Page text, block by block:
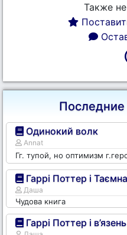
Также
Одинокий волк
Annat
Гг. тупой, но оптимизм
Гаррі Поттер і
Даша
Чудова книга
Гаррі Поттер і